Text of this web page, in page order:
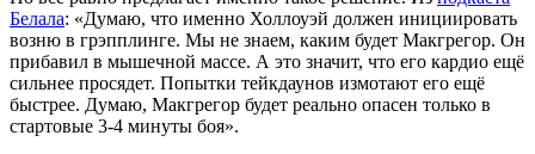
Белала: «Думаю, что именно Холлоуэй должен инициировать
возню в грэпплинге. Мы не знаем, каким будет Макгрегор. Он
прибавил в мышечной массе. А это значит, что его кардио ещё
сильнее просядет. Попытки тейкдаунов измотают его ещё
быстрее. Думаю, Макгрегор будет реально опасен только в
стартовые 3-4 минуты боя».